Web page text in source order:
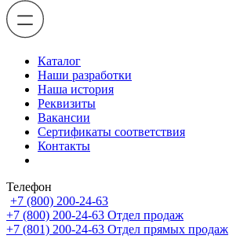
Каталог
Наши разработки
Наша история
Реквизиты
Вакансии
Сертификаты соответствия
Контакты
Телефон
+7 (800) 200-24-63
+7 (800) 200-24-63 Отдел продаж
+7 (801) 200-24-63 Отдел прямых продаж